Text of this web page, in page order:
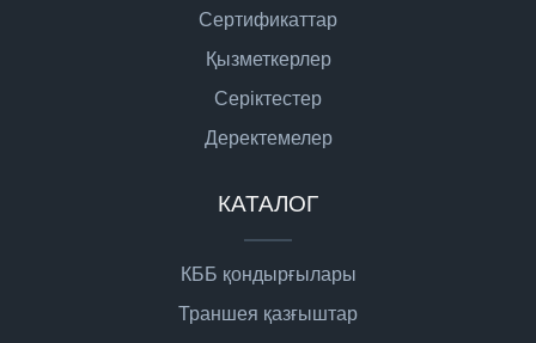
Сертификаттар
Қызметкерлер
Серіктестер
Деректемелер
КАТАЛОГ
КББ қондырғылары
Траншея қазғыштар